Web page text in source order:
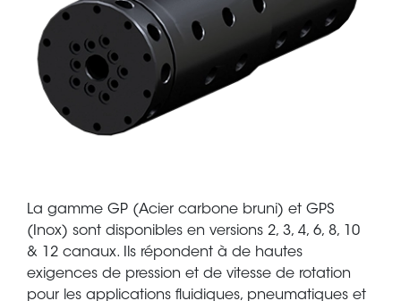
La gamme GP (Acier carbone bruni) et GPS
(Inox) sont disponibles en versions 2, 3, 4, 6, 8, 10
& 12 canaux. Ils répondent à de hautes
exigences de pression et de vitesse de rotation
pour les applications fluidiques, pneumatiques et